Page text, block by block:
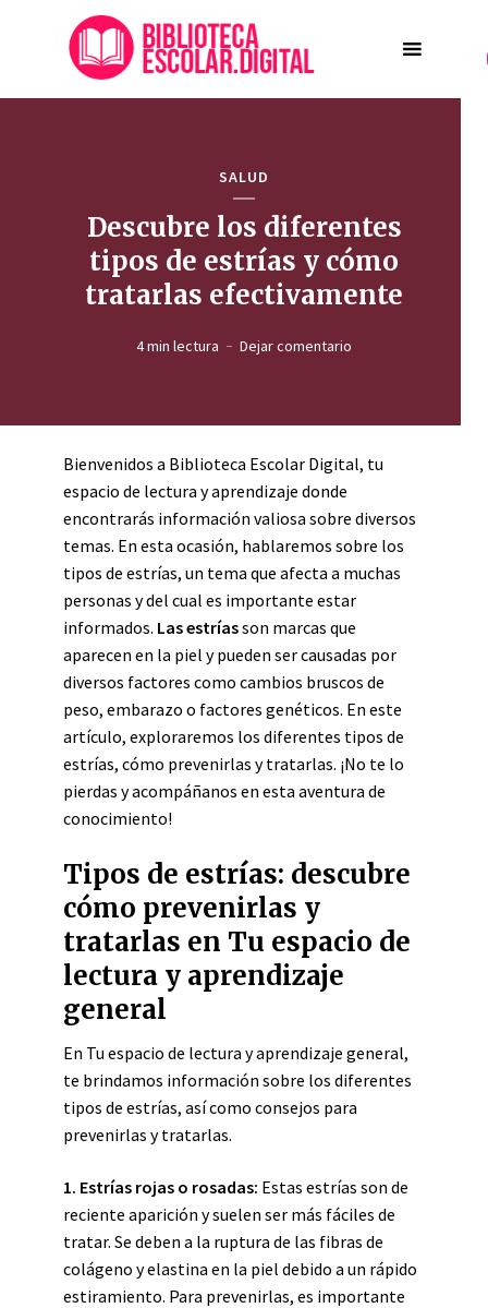
SALUD
Descubre los diferentes
tipos de estrías y cómo
tratarlas efectivamente
4 min lectura Dejar comentario
Bienvenidos a Biblioteca Escolar Digital, tu
espacio de lectura y aprendizaje donde
encontrarás información valiosa sobre diversos
temas. En esta ocasión, hablaremos sobre los
tipos de estrías, un tema que afecta a muchas
personas y del cual es importante estar
informados. Las estríasson marcas que
aparecen en la piel y pueden ser causadas por
diversos factores como cambios bruscos de
peso, embarazo o factores genéticos. En este
artículo, exploraremos los diferentes tipos de
estrías, cómo prevenirlas y tratarlas. ¡No te lo
pierdas y acompáñanos en esta aventura de
conocimiento!
Tipos de estrías: descubre
cómo prevenirlas y
tratarlas en Tu espacio de
lectura y aprendizaje
general
En Tu espacio de lectura y aprendizaje general,
te brindamos información sobre los diferentes
tipos de estrías, así como consejos para
prevenirlas y tratarlas.
1. Estrías rojas o rosadas: Estas estrías son de
reciente aparición y suelen ser más fáciles de
tratar. Se deben a la ruptura de las fibras de
colágeno y elastina en la piel debido a un rápido
estiramiento. Para prevenirlas, es importante